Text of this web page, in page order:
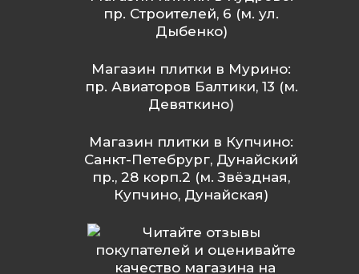
пр. Строителей, 6 (м. ул.
Дыбенко)
Магазин плитки в Мурино:
пр. Авиаторов Балтики, 13 (м.
Девяткино)
Магазин плитки в Купчино:
Санкт-Петебрург, Дунайский
пр., 28 корп.2 (м. Звёздная,
Купчино, Дунайская)